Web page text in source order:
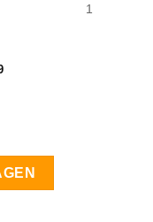
1
1 rij 10